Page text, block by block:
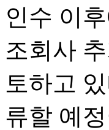
인수 이
조회사
토하고
류할 예